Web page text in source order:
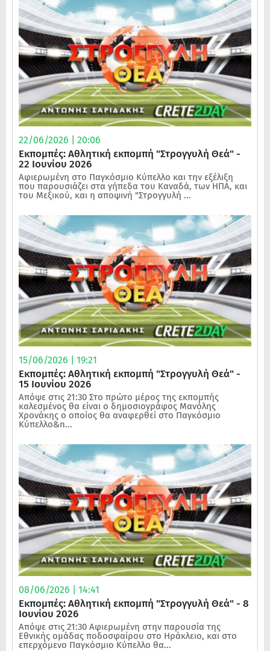
22/06/2026 | 20:06
Εκπομπές: Αθλητική εκπομπή "Στρογγυλή Θεά" -
22 Ιουνίου 2026
Αφιερωμένη στο Παγκόσμιο Κύπελλο και την εξέλιξη
που παρουσιάζει στα γήπεδα του Καναδά, των ΗΠΑ, και
του Μεξικού, και η αποψινή "Στρογγυλή ...
15/06/2026 | 19:21
Εκπομπές: Αθλητική εκπομπή "Στρογγυλή Θεά" -
15 Ιουνίου 2026
Απόψε στις 21:30 Στο πρώτο μέρος της εκπομπής
καλεσμένος θα είναι ο δημοσιογράφος Μανόλης
Χρονάκης ο οποίος θα αναφερθεί στο Παγκόσμιο
Κύπελλο&n...
08/06/2026 | 14:41
Εκπομπές: Αθλητική εκπομπή "Στρογγυλή Θεά" - 8
Ιουνίου 2026
Απόψε στις 21:30 Αφιερωμένη στην παρουσία της
Εθνικής ομάδας ποδοσφαίρου στο Ηράκλειο, και στο
επερχόμενο Παγκόσμιο Κύπελλο θα...